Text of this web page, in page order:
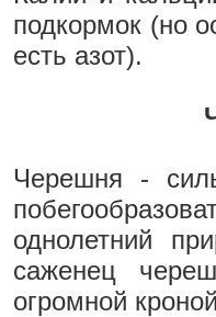
подкормок (но
есть азот).
Черешня -
однолетний
саженец
огромной